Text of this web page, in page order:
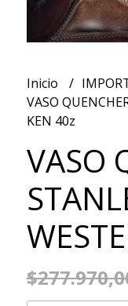
Inicio
VASO
KEN 40z
VASO